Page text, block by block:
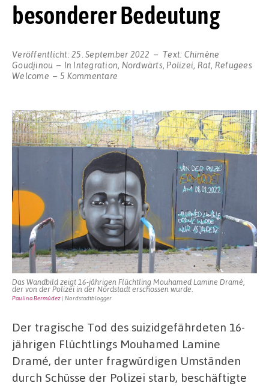
besonderer Bedeutung
Veröffentlicht:25. September 2022 Text: Chimène
Goudjinou
In Integration, Nordwärts,Polizei, Rat, Refugees
Welcome
5 Kommentare
tödlichen
Polizeieinsatz
–
aber
nicht
als
Thema
von
besonderer
Bedeutung
Das Wandbild zeigt 16-jährigen Flüchtling Mouhamed Lamine Dramé,
der von der Polizei in der Nordstadt erschossen wurde.
Paulina Bermúdez | Nordstadtblogger
Der tragische Tod des suizidgefährdeten 16-
jährigen Flüchtlings Mouhamed Lamine
Dramé, der unter fragwürdigen Umständen
durch Schüsse der Polizei starb, beschäftigte